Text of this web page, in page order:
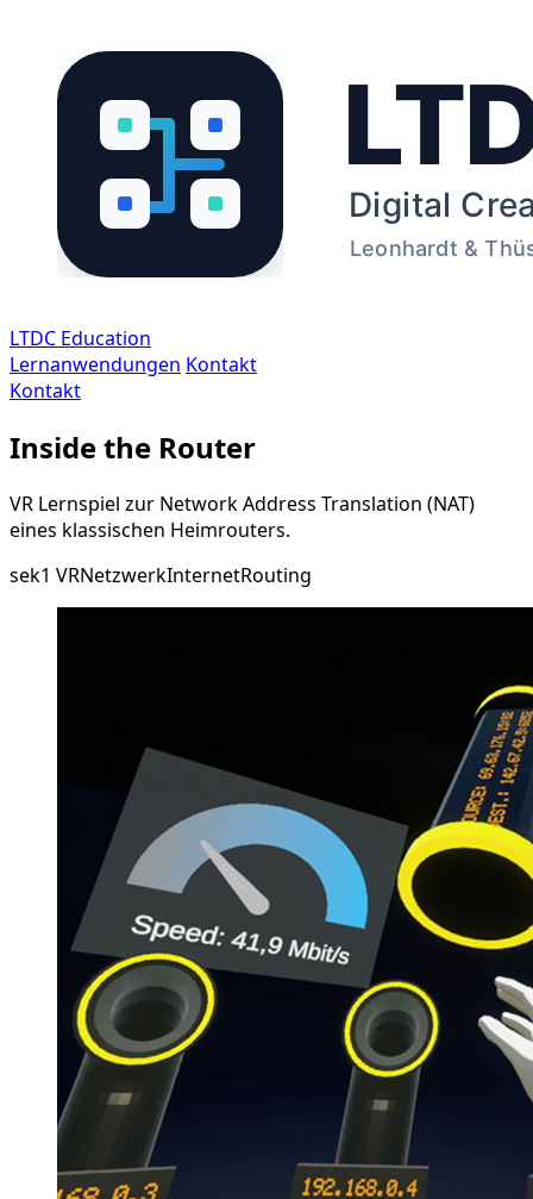
LTDC Education
Lernanwendungen Kontakt
Kontakt
Inside the Router
VR Lernspiel zur Network Address Translation (NAT)
eines klassischen Heimrouters.
sek1 VRNetzwerkInternetRouting